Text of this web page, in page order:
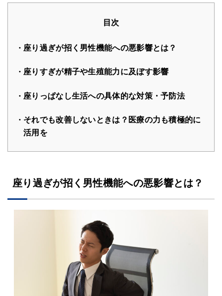
目次
座り過ぎが招く男性機能への悪影響とは？
座りすぎが精子や生殖能力に及ぼす影響
座りっぱなし生活への具体的な対策・予防法
それでも改善しないときは？医療の力も積極的に
活用を
座り過ぎが招く男性機能への悪影響とは？